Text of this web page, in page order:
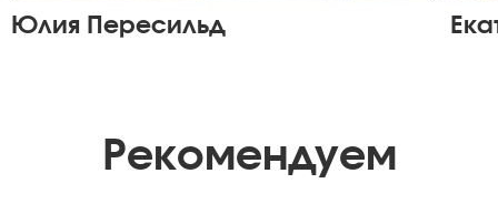
Юлия Пересильд
Рекомендуем